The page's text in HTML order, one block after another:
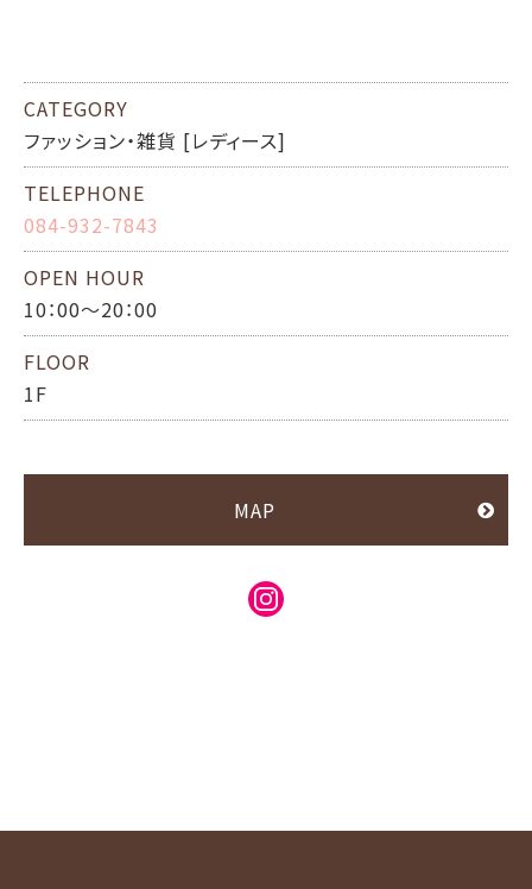
CATEGORY
ファッション・雑貨 [レディース]
TELEPHONE
084-932-7843
OPEN HOUR
10：00～20：00
FLOOR
1F
MAP